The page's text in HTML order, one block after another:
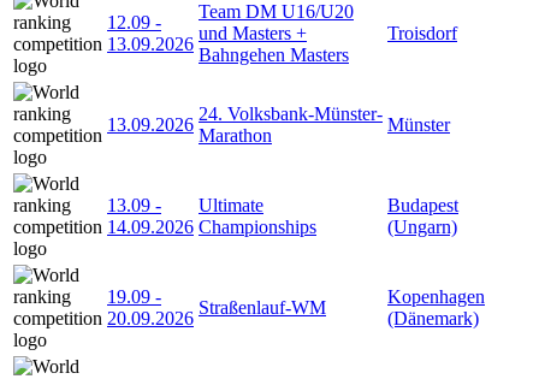
12.09 -
13.09.2026
Team DM U16/U20
und Masters +
Bahngehen Masters
Troisdorf
13.09.2026
24. Volksbank-Münster-
Marathon
Münster
13.09 -
14.09.2026
Ultimate
Championships
Budapest
(Ungarn)
19.09 -
20.09.2026
Straßenlauf-WM
Kopenhagen
(Dänemark)